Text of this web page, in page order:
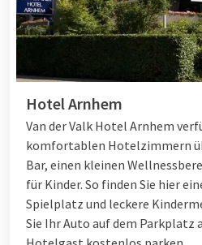
Hotel Arnhem
Van der Valk Hotel Arnhem
komfortablen Hotelzimmern
Bar, einen kleinen
für Kinder. So finden Sie hier
Spielplatz und leckere
Sie Ihr Auto auf dem Parkplatz